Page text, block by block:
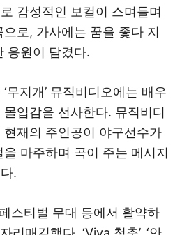
감성적인 보컬이 스며들며
로, 가사에는 꿈을 좇다 지
응원이 담겼다.
무지개’ 뮤직비디오에는 배우
입감을 선사한다. 뮤직비디
현재의 주인공이 야구선수가
마주하며 곡이 주는 메시지
.
스티벌 무대 등에서 활약하